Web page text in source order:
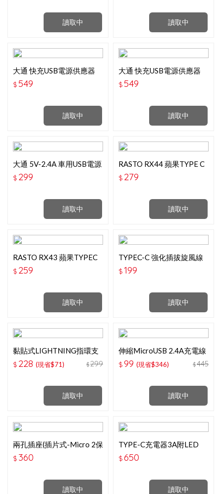
讀取中 讀取中
讀取中
大通 快充USB電源供應器
白色 PWC-2001W
$ 549
讀取中
大通 快充USB電源供應器
黑色 PWC-2001B
$ 549
讀取中
大通 5V-2.4A 車用USB電源
供應器 PCC-2420
$ 299
讀取中
RASTO RX44 蘋果TYPE C
TO LIGHTNING 快充傳輸
線2M
$ 279
讀取中
RASTO RX43 蘋果TYPEC
TO LIGHTNING 快充傳輸
線1.2M
$ 259
讀取中
TYPEC-C 強化插拔旋風線
1M 藍色 2.5A G805 充電線
$199
讀取中
黏貼式LIGHTNING指環支
架分線器 IP-R500
$ 228 (現省$71) $299
讀取中
伸縮microUSB 2.4A充電線
CZ431
$99 (現省$346) $445
讀取中
兩孔插座(插片式-Micro 2保
險絲)
$ 360
讀取中
TYPE-C充電器3A附LED
$650